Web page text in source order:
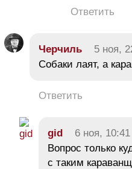
Ответить
Черчиль 5 ноя,
Собаки лаят, а
Ответить
gid 6 ноя, 10:41
Вопрос только
с таким